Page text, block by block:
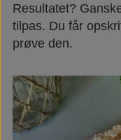
Resultatet?
tilpas. Du får
prøve den.